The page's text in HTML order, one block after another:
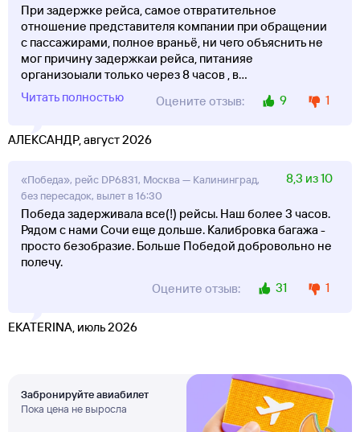
При задержке рейса, самое отвратительное
отношение представителя компании при обращении
с пассажирами, полное враньё, ни чего объяснить не
мог причину задержкаи рейса, питанияе
организоыали только через 8 часов , в...
Читать полностью
Оцените отзыв: 9 1
АЛЕКСАНДР, август 2026
«Победа», рейс DP6831, Москва — Калининград,
без пересадок, вылет в 16:30
8,3 из 10
Победа задерживала все(!) рейсы. Наш более 3 часов.
Рядом с нами Сочи еще дольше. Калибровка багажа -
просто безобразие. Больше Победой добровольно не
полечу.
Оцените отзыв:
31 1
EKATERINA, июль 2026
Забронируйте авиабилет
Пока цена не выросла